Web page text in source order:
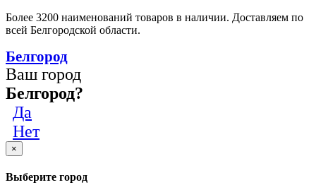
Более 3200 наименований товаров в наличии. Доставляем по
всей Белгородской области.
Белгород
Ваш город
Белгород?
Да
Нет
×
Выберите город